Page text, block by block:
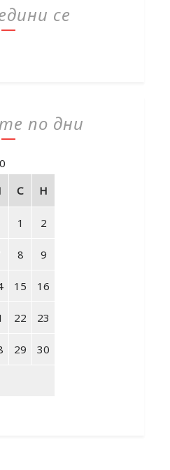
се
по дни
С Н
1 2
8 9
15 16
22 23
29 30